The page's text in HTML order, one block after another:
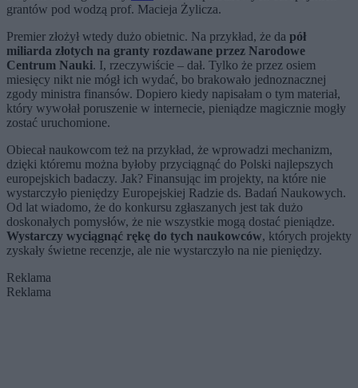
grantów pod wodzą prof. Macieja Żylicza.
Premier złożył wtedy dużo obietnic. Na przykład, że da pół
miliarda złotych na granty rozdawane przez Narodowe
Centrum Nauki. I, rzeczywiście – dał. Tylko że przez osiem
miesięcy nikt nie mógł ich wydać, bo brakowało jednoznacznej
zgody ministra finansów. Dopiero kiedy napisałam o tym materiał,
który wywołał poruszenie w internecie, pieniądze magicznie mogły
zostać uruchomione.
Obiecał naukowcom też na przykład, że wprowadzi mechanizm,
dzięki któremu można byłoby przyciągnąć do Polski najlepszych
europejskich badaczy. Jak? Finansując im projekty, na które nie
wystarczyło pieniędzy Europejskiej Radzie ds. Badań Naukowych.
Od lat wiadomo, że do konkursu zgłaszanych jest tak dużo
doskonałych pomysłów, że nie wszystkie mogą dostać pieniądze.
Wystarczy wyciągnąć rękę do tych naukowców, których projekty
zyskały świetne recenzje, ale nie wystarczyło na nie pieniędzy.
Reklama
Reklama